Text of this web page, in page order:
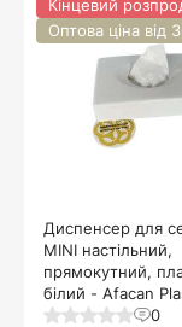
Диспенсер для
MINI настільний,
прямокутний,
білий - Afacan
0
Кінцевий
Оптова ціна від